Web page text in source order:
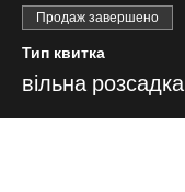
Продаж завершено
Тип квитка
вільна розсадка